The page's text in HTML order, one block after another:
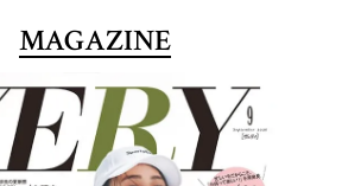
MAGAZINE